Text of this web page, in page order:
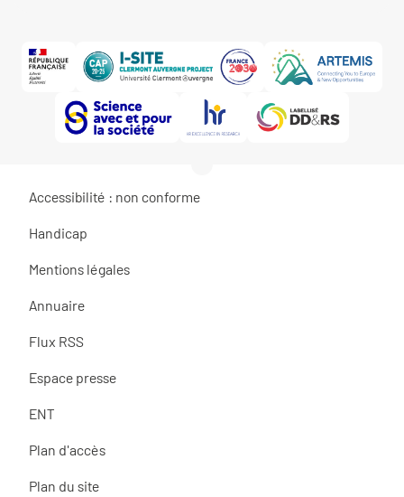
Accessibilité : non conforme
Handicap
Mentions légales
Annuaire
Flux RSS
Espace presse
ENT
Plan d'accès
Plan du site